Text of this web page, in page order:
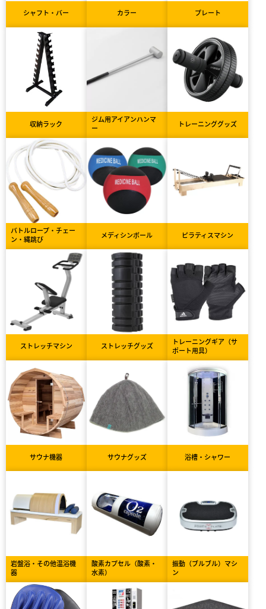
シャフト・バー カラー プレート
収納ラック
ジム用アイアンハンマ
ー
トレーニンググッズ
バトルロープ・チェー
ン・縄跳び
メディシンボール ピラティスマシン
ストレッチマシン ストレッチグッズ
トレーニングギア（サ
ポート用具）
サウナ機器 サウナグッズ 浴槽・シャワー
岩盤浴・その他温浴機
器
酸素カプセル（酸素・
水素）
振動（ブルブル）マシ
ン